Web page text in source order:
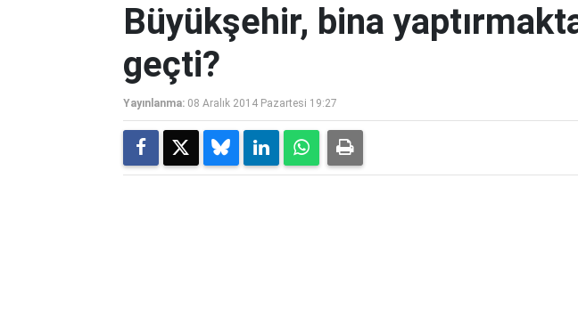
Büyükşehir, bina
geçti?
Yayınlanma: 08 Aralık 2014 Pazartesi 19:27